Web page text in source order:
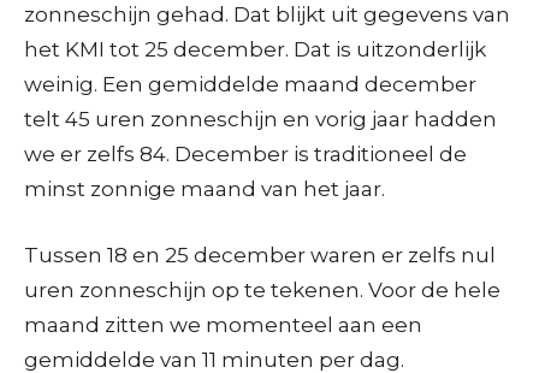
zonneschijn gehad. Dat blijkt uit gegevens van
het KMI tot 25 december. Dat is uitzonderlijk
weinig. Een gemiddelde maand december
telt 45 uren zonneschijn en vorig jaar hadden
we er zelfs 84. December is traditioneel de
minst zonnige maand van het jaar.
Tussen 18 en 25 december waren er zelfs nul
uren zonneschijn op te tekenen. Voor de hele
maand zitten we momenteel aan een
gemiddelde van 11 minuten per dag.